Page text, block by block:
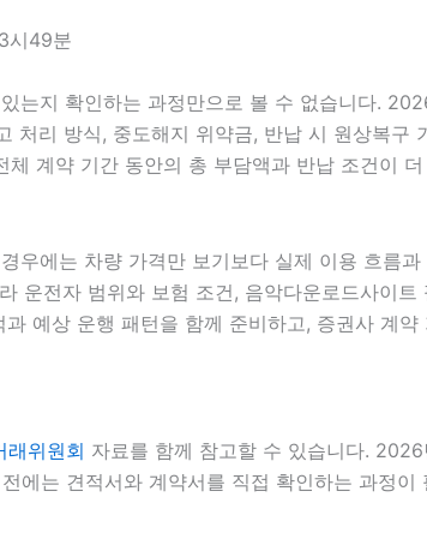
시49분
지 확인하는 과정만으로 볼 수 없습니다.
처리 방식, 중도해지 위약금, 반납 시 원상복
계약 기간 동안의 총 부담액과 반납 조건이
에는 차량 가격만 보기보다 실제 이용 흐름
운전자 범위와 보험 조건, 음악다운로드사이
예상 운행 패턴을 함께 준비하고, 증권사 계
래위원회 자료를 함께 참고할 수 있습니다.
에는 견적서와 계약서를 직접 확인하는 과정